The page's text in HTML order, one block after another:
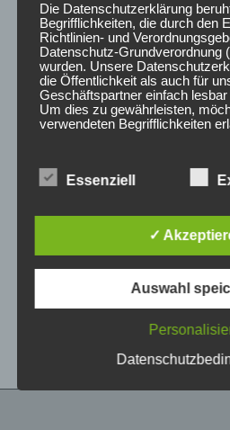
19×8 ET40 5×112
Double Tinted Black
425,00€ *
Die Datenschutzerklärung
Begrifflichkeiten, die durch den
Richtlinien- und
Datenschutz-Grundverordnung
wurden. Unsere
die Öffentlichkeit als auch für
Geschäftspartner einfach
Um dies zu gewährleisten,
verwendeten Begrifflichkeiten
Wir verwenden in dieser
unter anderem die folgenden
Personenbezogene
identifizierbare natürliche
wird eine natürliche
Essenziell
✓
Auswahl